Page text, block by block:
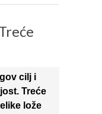
cilj i
Treće
lože